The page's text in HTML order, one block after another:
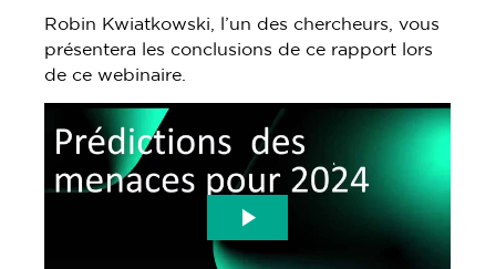
Robin Kwiatkowski, l’un des chercheurs, vous
présentera les conclusions de ce rapport lors
de ce webinaire.